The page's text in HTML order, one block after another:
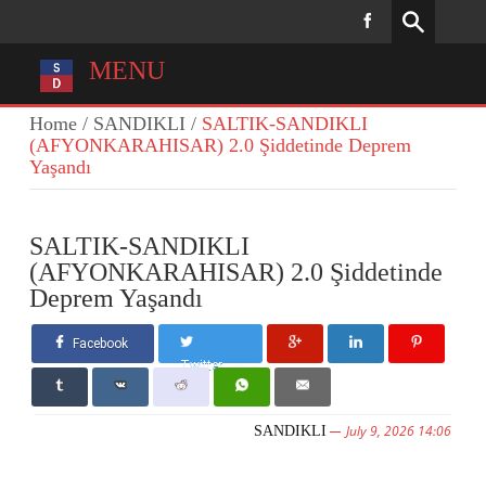
MENU
Home / SANDIKLI / SALTIK-SANDIKLI
(AFYONKARAHISAR) 2.0 Şiddetinde Deprem
Yaşandı
SALTIK-SANDIKLI
(AFYONKARAHISAR) 2.0 Şiddetinde
Deprem Yaşandı
Facebook
Twitter
SANDIKLI July 9, 2026 14:06